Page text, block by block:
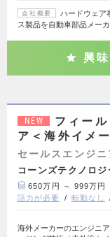
会社概要
ハードウェア
ス製品を自動車部品メー
興
NEW
フィー
ア＜海外イメ
セールスエンジニ
コーンズテクノロジ
650万円 ～ 999万円
語力が必要
転勤なし
海外メーカーのエンジニ